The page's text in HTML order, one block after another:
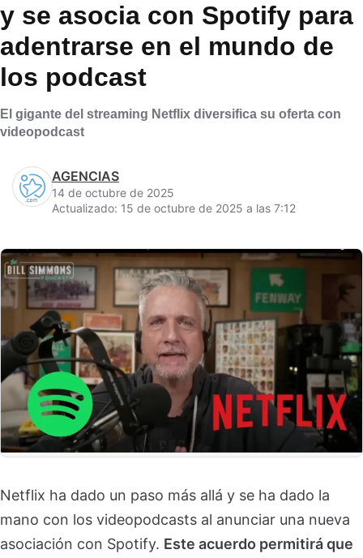
y se asocia con Spotify para
adentrarse en el mundo de
los podcast
El gigante del streaming Netflix diversifica su oferta con
videopodcast
AGENCIAS
14 de octubre de 2025
Actualizado: 15 de octubre de 2025 a las 7:12
Netflix ha dado un paso más allá y se ha dado la
mano con los videopodcasts al anunciar una nueva
asociación con Spotify. Este acuerdo permitirá que